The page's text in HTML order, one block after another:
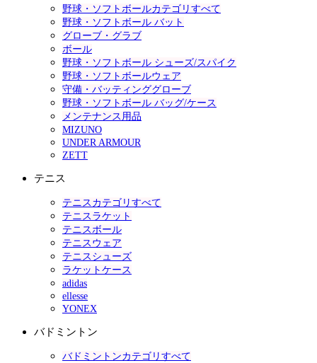
野球・ソフトボールカテゴリすべて
野球・ソフトボール バット
グローブ・グラブ
ボール
野球・ソフトボール シューズ/スパイク
野球・ソフトボールウェア
守備・バッティンググローブ
野球・ソフトボール バッグ/ケース
メンテナンス用品
MIZUNO
UNDER ARMOUR
ZETT
テニス
テニスカテゴリすべて
テニスラケット
テニスボール
テニスウェア
テニスシューズ
ラケットケース
adidas
ellesse
YONEX
バドミントン
バドミントンカテゴリすべて